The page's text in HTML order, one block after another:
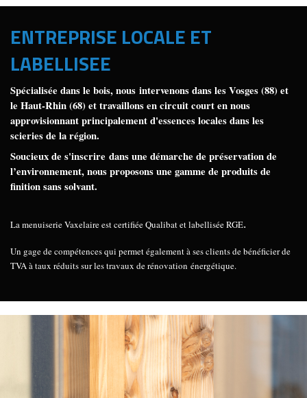
ENTREPRISE LOCALE ET
LABELLISEE
Spécialisée dans le bois, nous intervenons dans les Vosges (88) et
le Haut-Rhin (68) et travaillons en circuit court en nous
approvisionnant principalement d'essences locales dans les
scieries de la région.
Soucieux de s'inscrire dans une démarche de préservation de
l’environnement, nous proposons une gamme de produits de
finition sans solvant.
La menuiserie Vaxelaire est certifiée Qualibat et labellisée RGE.
Un gage de compétences qui permet également à ses clients de bénéficier de
TVA à taux réduits sur les travaux de rénovation énergétique.